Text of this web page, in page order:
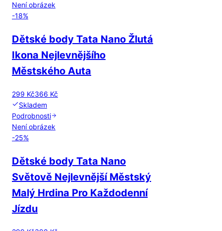
Není obrázek
-18%
Dětské body Tata Nano Žlutá
Ikona Nejlevnějšího
Městského Auta
299 Kč366 Kč
Skladem
Podrobnosti
Není obrázek
-25%
Dětské body Tata Nano
Světově Nejlevnější Městský
Malý Hrdina Pro Každodenní
Jízdu